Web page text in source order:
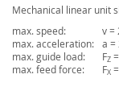
Mechanical linear unit
max. speed:
v =
max. acceleration:
a =
max. guide load:
FZ
max. feed force:
FX